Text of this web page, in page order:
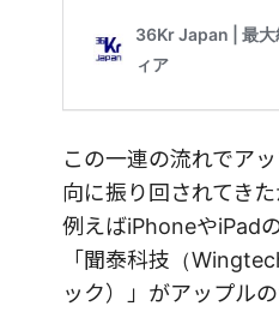
この一連の流れでア
向に振り回されてき
例えばiPhoneやiPad
「聞泰科技（
ック）」がアップル